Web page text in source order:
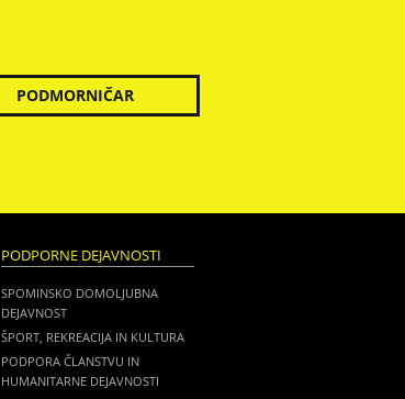
PODMORNIČAR
PODPORNE DEJAVNOSTI
SPOMINSKO DOMOLJUBNA
DEJAVNOST
ŠPORT, REKREACIJA IN KULTURA
PODPORA ČLANSTVU IN
HUMANITARNE DEJAVNOSTI